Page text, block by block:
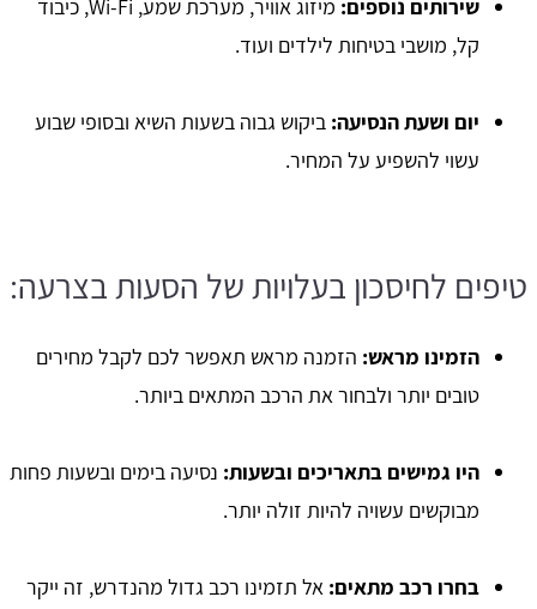
שירותים נוספים:
מיזוג אוויר, מערכת שמע, Wi-Fi, כיבוד
קל, מושבי בטיחות לילדים ועוד.
יום ושעת הנסיעה: ביקוש גבוה בשעות השיא ובסופי שבוע
עשוי להשפיע על המחיר.
טיפים לחיסכון בעלויות של הסעות בצרעה:
הזמינו מראש: הזמנה מראש תאפשר לכם לקבל מחירים
טובים יותר ולבחור את הרכב המתאים ביותר.
היו גמישים בתאריכים ובשעות: נסיעה בימים ובשעות פחות
מבוקשים עשויה להיות זולה יותר.
בחרו רכב מתאים: אל תזמינו רכב גדול מהנדרש, זה ייקר